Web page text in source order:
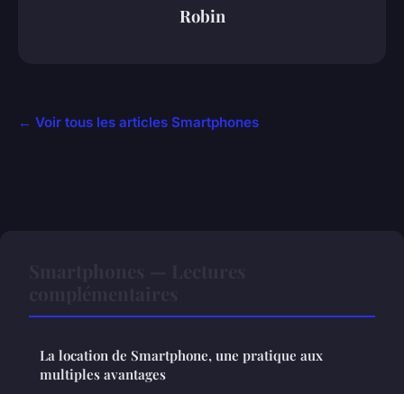
Robin
← Voir tous les articles Smartphones
La location de Smartphone, une pratique aux
multiples avantages